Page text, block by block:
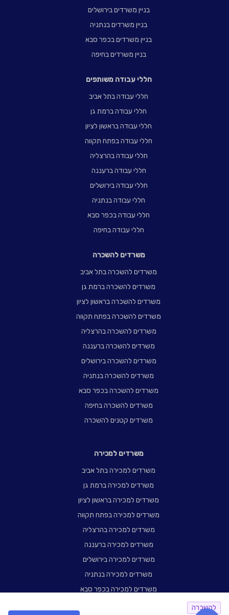
להשכרה
בניין משרדים בירושלים
בניין משרדים בנתניה
בניין משרדים בכפר סבא
בניין משרדים בחיפה
חללי עבודה משותפים
חללי עבודה בתל אביב
חללי עבודה ברמת גן
חללי עבודה בראשון לציון
חללי עבודה בפתח תקווה
חללי עבודה בהרצליה
חללי עבודה ברעננה
חללי עבודה בירושלים
חללי עבודה בנתניה
חללי עבודה בכפר סבא
חללי עבודה בחיפה
משרדים להשכרה
משרדים להשכרה בתל אביב
משרדים להשכרה ברמת גן
משרדים להשכרה בראשון לציון
משרדים להשכרה בפתח תקווה
משרדים להשכרה בהרצליה
משרדים להשכרה ברעננה
משרדים להשכרה בירושלים
משרדים להשכרה בנתניה
משרדים להשכרה בכפר סבא
משרדים להשכרה בחיפה
משרדים קטנים להשכרה
משרדים למכירה
משרדים למכירה בתל אביב
משרדים למכירה ברמת גן
משרדים למכירה בראשון לציון
משרדים למכירה בפתח תקווה
משרדים למכירה בהרצליה
משרדים למכירה ברעננה
משרדים למכירה בירושלים
משרדים למכירה בנתניה
משרדים למכירה בכפר סבא